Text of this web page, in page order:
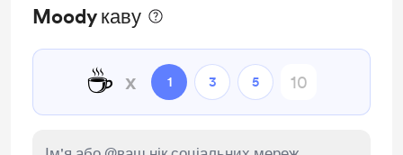
Moody каву
☕ x 1 3 5